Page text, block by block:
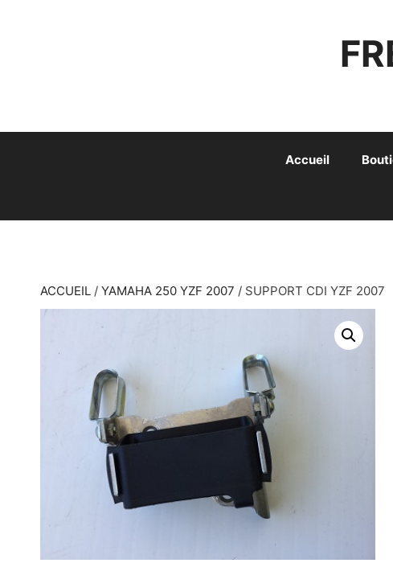
Accueil
ACCUEIL / YAMAHA 250 YZF 2007 / SUPPORT CDI YZF 2007